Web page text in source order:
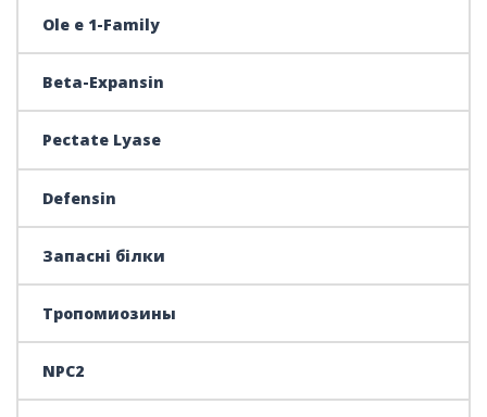
Ole e 1-Family
Beta-Expansin
Pectate Lyase
Defensin
Запасні білки
Тропомиозины
NPC2